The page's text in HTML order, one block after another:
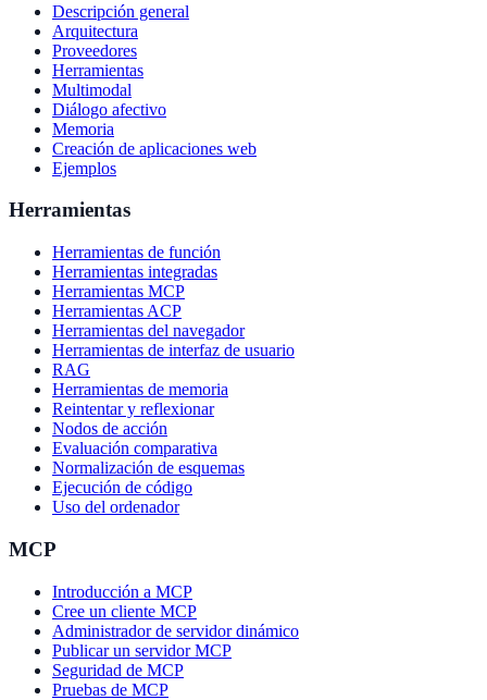
Descripción general
Arquitectura
Proveedores
Herramientas
Multimodal
Diálogo afectivo
Memoria
Creación de aplicaciones web
Ejemplos
Herramientas
Herramientas de función
Herramientas integradas
Herramientas MCP
Herramientas ACP
Herramientas del navegador
Herramientas de interfaz de usuario
RAG
Herramientas de memoria
Reintentar y reflexionar
Nodos de acción
Evaluación comparativa
Normalización de esquemas
Ejecución de código
Uso del ordenador
MCP
Introducción a MCP
Cree un cliente MCP
Administrador de servidor dinámico
Publicar un servidor MCP
Seguridad de MCP
Pruebas de MCP